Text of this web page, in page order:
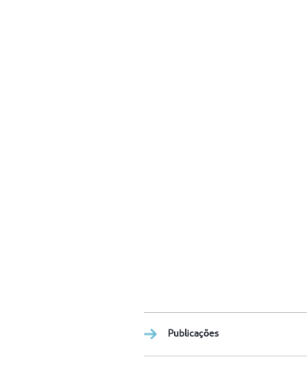
Publicações